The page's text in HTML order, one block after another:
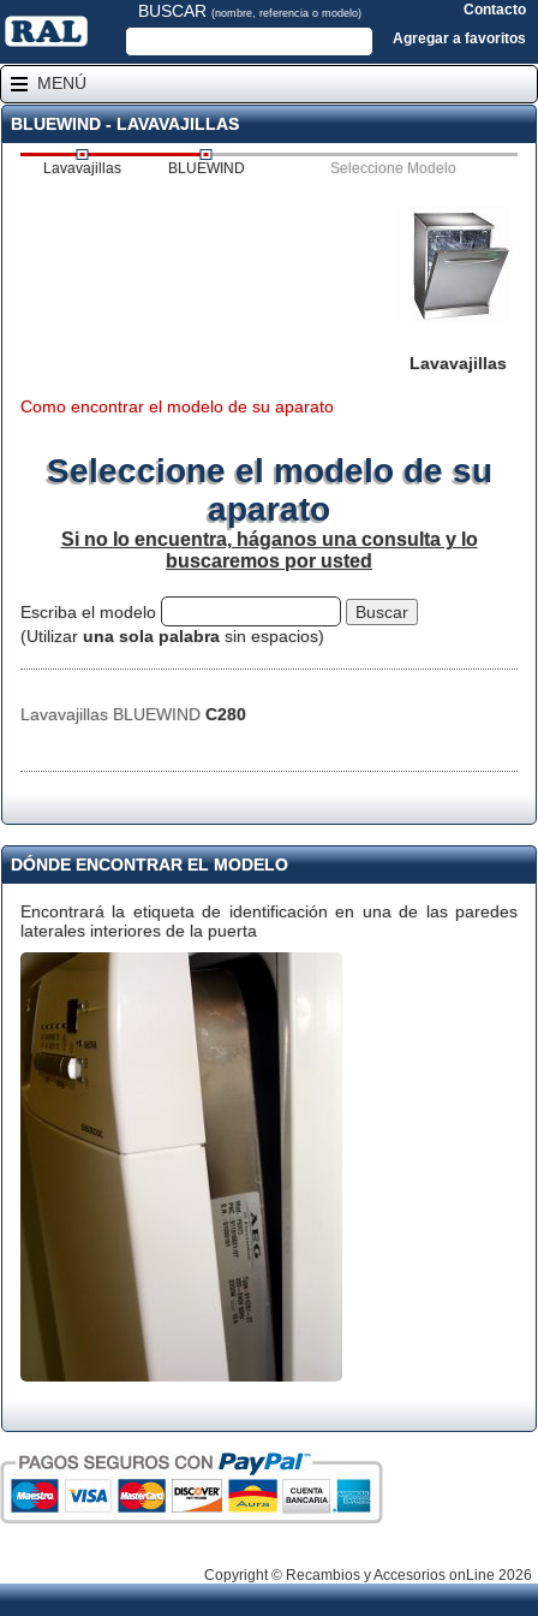
BUSCAR (nombre, referencia o modelo)
Contacto
Agregar a favoritos
MENÚ
BLUEWIND - LAVAVAJILLAS
Lavavajillas BLUEWIND Seleccione Modelo
Lavavajillas
Como encontrar el modelo de su aparato
Seleccione el modelo de su
aparato
Si no lo encuentra, háganos una consulta y lo
buscaremos por usted
Escriba el modelo
(Utilizar una sola palabra sin espacios)
Lavavajillas BLUEWIND C280
DÓNDE ENCONTRAR EL MODELO
Encontrará la etiqueta de identificación en una de las paredes
laterales interiores de la puerta
Copyright © Recambios y Accesorios onLine 2026